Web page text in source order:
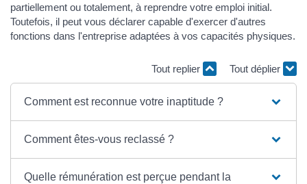
partiellement ou totalement, à reprendre votre emploi initial.
Toutefois, il peut vous déclarer capable d'exercer d'autres
fonctions dans l'entreprise adaptées à vos capacités physiques.
Tout replier Tout déplier
Comment est reconnue votre inaptitude ?
Comment êtes-vous reclassé ?
Quelle rémunération est perçue pendant la